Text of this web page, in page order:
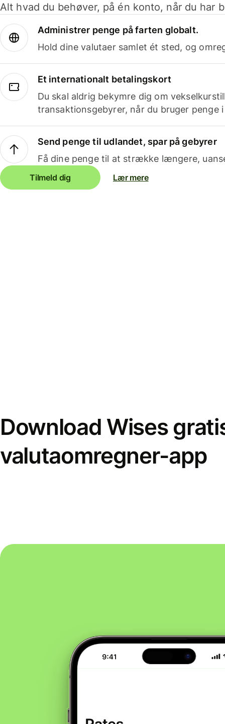
Alt hvad du behøver, på én konto, når du har
Administrer penge på farten globalt.
Hold dine valutaer samlet ét sted, og
Et internationalt betalingskort
Du skal aldrig bekymre dig om
transaktionsgebyrer, når du bruger penge
Send penge til udlandet, spar på gebyrer
Få dine penge til at strække længere,
Tilmeld dig Lær mere
Download Wises
valutaomregner-app